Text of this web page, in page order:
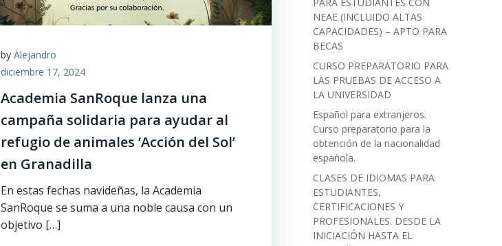
by Alejandro
diciembre 17, 2024
Academia SanRoque lanza una
campaña solidaria para ayudar al
refugio de animales ‘Acción del Sol’
en Granadilla
En estas fechas navideñas, la Academia
SanRoque se suma a una noble causa con un
objetivo […]
NEAE (INCLUIDO ALTAS
CAPACIDADES) – APTO PARA
BECAS
CURSO PREPARATORIO PARA
LAS PRUEBAS DE ACCESO A
LA UNIVERSIDAD
Español para extranjeros.
Curso preparatorio para la
obtención de la nacionalidad
española.
CLASES DE IDIOMAS PARA
ESTUDIANTES,
CERTIFICACIONES Y
PROFESIONALES. DESDE LA
INICIACIÓN HASTA EL